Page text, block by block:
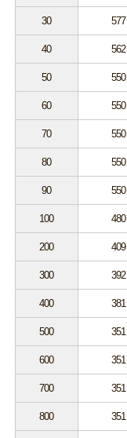
30 577
40 562
50 550
60 550
70 550
80 550
90 550
100 480
200 409
300 392
400 381
500 351
600 351
700 351
800 351